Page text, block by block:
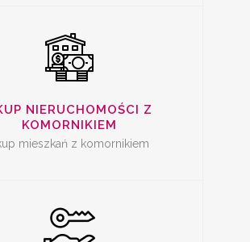
NIERUCHOMOŚCI Z
KOMORNIKIEM
mieszkań z komornikiem
ZADŁUŻONYCH